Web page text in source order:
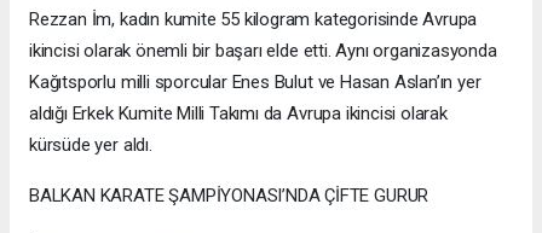
Rezzan İm, kadın kumite 55 kilogram kategorisinde Avrupa
ikincisi olarak önemli bir başarı elde etti. Aynı organizasyonda
Kağıtsporlu milli sporcular Enes Bulut ve Hasan Aslan’ın yer
aldığı Erkek Kumite Milli Takımı da Avrupa ikincisi olarak
kürsüde yer aldı.
BALKAN KARATE ŞAMPİYONASI’NDA ÇİFTE GURUR